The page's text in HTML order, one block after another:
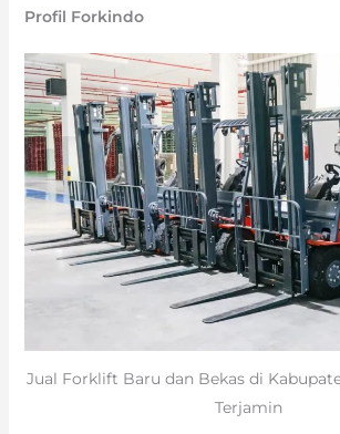
Profil Forkindo
Jual Forklift Baru dan Bekas di
Terjamin